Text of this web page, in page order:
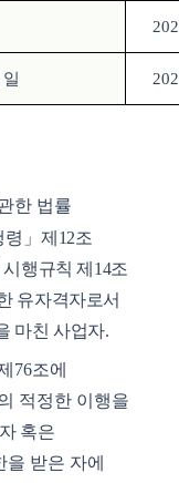
한 법률
령 」 제 12조
행규칙 제 14조
유자격자로서
마친 사업자.
76조에
적정한 이행을
혹은
을 받은 자에